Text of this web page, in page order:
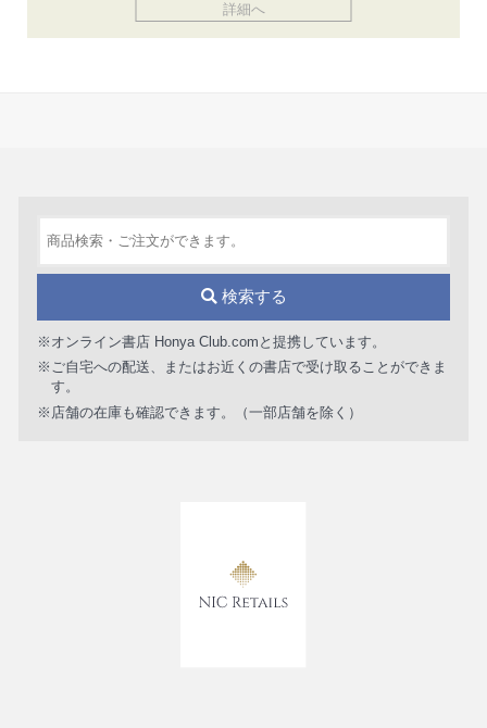
詳細へ
検索する
※オンライン書店 Honya Club.comと提携しています。
※ご自宅への配送、またはお近くの書店で受け取ることができま
す。
※店舗の在庫も確認できます。（一部店舗を除く）